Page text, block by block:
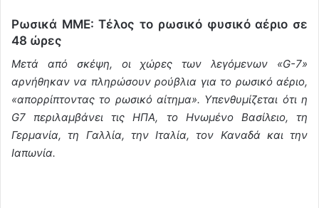
Ρωσικά ΜΜΕ: Τέλος το ρωσικό φυσικό αέριο σε
48 ώρες
Μετά από σκέψη, οι χώρες των λεγόμενων «G-7»
αρνήθηκαν να πληρώσουν ρούβλια για το ρωσικό αέριο,
«απορρίπτοντας το ρωσικό αίτημα». Υπενθυμίζεται ότι η
G7 περιλαμβάνει τις ΗΠΑ, το Ηνωμένο Βασίλειο, τη
Γερμανία, τη Γαλλία, την Ιταλία, τον Καναδά και την
Ιαπωνία.